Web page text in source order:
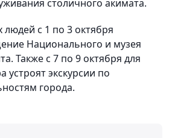
столичного акимата.
с 1 по 3 октября
Национального и музея
Также с 7 по 9 октября для
устроят экскурсии по
города.